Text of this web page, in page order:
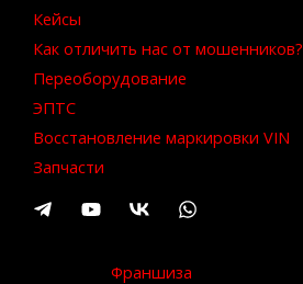
Кейсы
Как отличить нас от мошенников?
Переоборудование
ЭПТС
Восстановление маркировки VIN
Запчасти
Франшиза